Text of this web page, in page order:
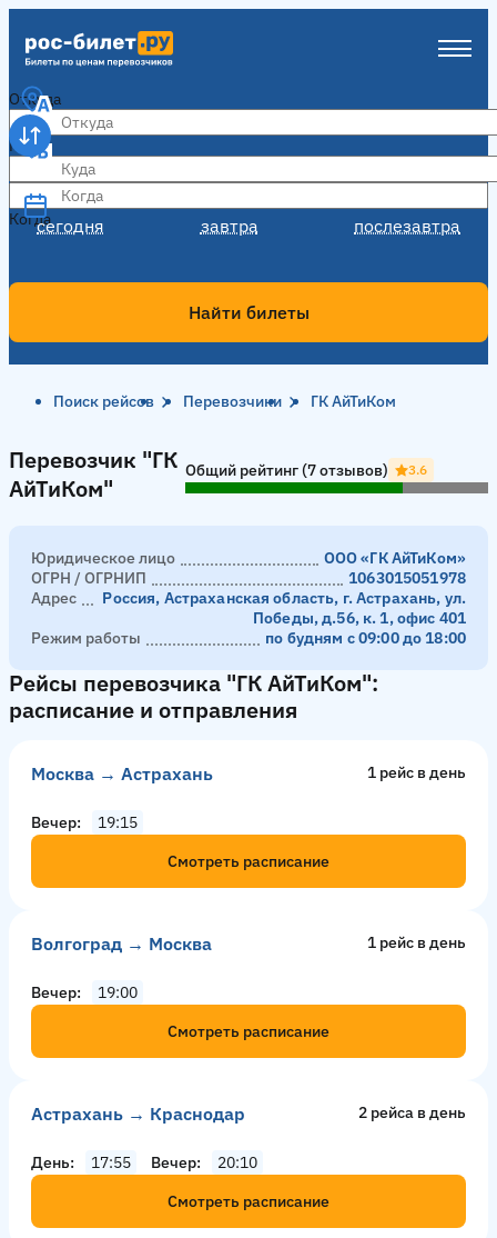
Откуда
Куда
Когда
сегодня завтра послезавтра
Когда
Найти билеты
Поиск рейсов Перевозчики ГК АйТиКом
Перевозчик "ГК АйТиКом"
Перевозчик "ГК
АйТиКом"
Общий рейтинг (7 отзывов) 3.6
Юридическое лицо
ООО «ГК АйТиКом»
ОГРН / ОГРНИП
1063015051978
Адрес
Россия, Астраханская область, г. Астрахань, ул.
Победы, д.56, к. 1, офис 401
Режим работы
по будням с 09:00 до 18:00
Рейсы перевозчика "ГК АйТиКом":
расписание и отправления
Москва → Астрахань 1 рейс в день
Вечер
19:15
Смотреть расписание
Волгоград → Москва 1 рейс в день
Вечер
19:00
Смотреть расписание
Астрахань → Краснодар 2 рейсa в день
День 17:55 Вечер
20:10
Смотреть расписание